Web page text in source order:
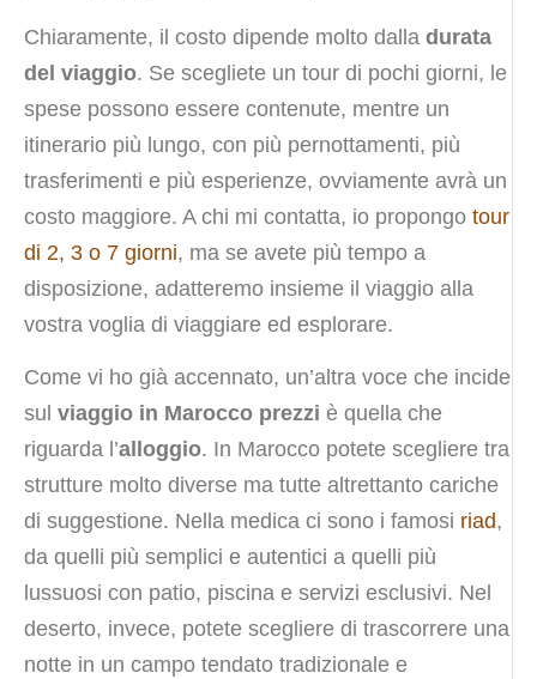
Chiaramente, il costo dipende molto dalla durata
del viaggio. Se scegliete un tour di pochi giorni, le
spese possono essere contenute, mentre un
itinerario più lungo, con più pernottamenti, più
trasferimenti e più esperienze, ovviamente avrà un
costo maggiore. A chi mi contatta, io propongo tour
di 2, 3 o 7 giorni, ma se avete più tempo a
disposizione, adatteremo insieme il viaggio alla
vostra voglia di viaggiare ed esplorare.
Come vi ho già accennato, un’altra voce che incide
sul viaggio in Marocco prezzi è quella che
riguarda l’alloggio. In Marocco potete scegliere tra
strutture molto diverse ma tutte altrettanto cariche
di suggestione. Nella medica ci sono i famosi riad,
da quelli più semplici e autentici a quelli più
lussuosi con patio, piscina e servizi esclusivi. Nel
deserto, invece, potete scegliere di trascorrere una
notte in un campo tendato tradizionale e